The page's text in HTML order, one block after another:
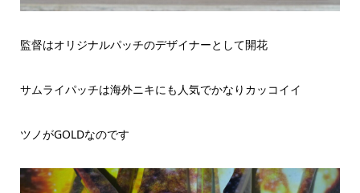
監督はオリジナルパッチのデザイナーとして開花
サムライパッチは海外ニキにも人気でかなりカッコイイ
ツノがGOLDなのです